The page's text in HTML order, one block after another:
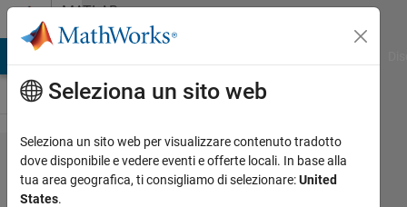
Vai al contenutoMATLAB
Answers
PS
Code
Seleziona un sito web
Seleziona un sito web per visualizzare contenuto tradotto
dove disponibile e vedere eventi e offerte locali. In base alla
tua area geografica, ti consigliamo di selezionare:United
States.